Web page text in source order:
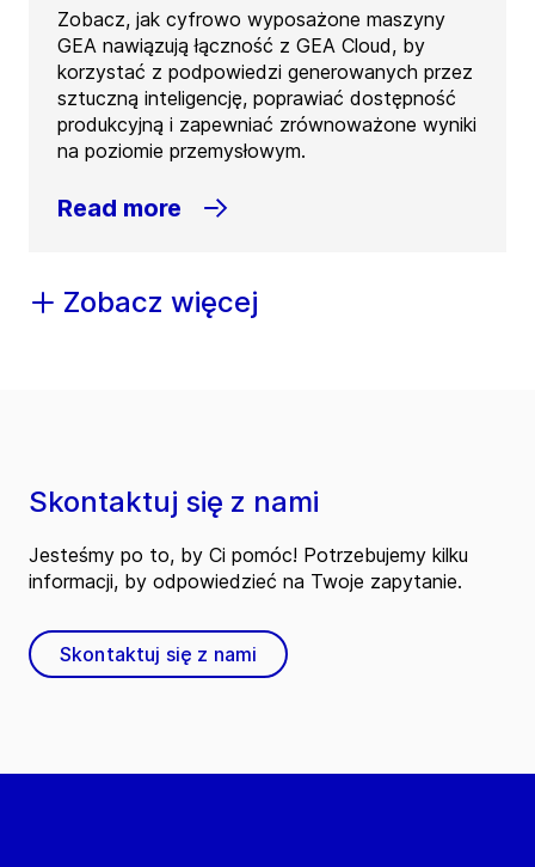
Zobacz, jak cyfrowo wyposażone maszyny
GEA nawiązują łączność z GEA Cloud, by
korzystać z podpowiedzi generowanych przez
sztuczną inteligencję, poprawiać dostępność
produkcyjną i zapewniać zrównoważone wyniki
na poziomie przemysłowym.
Read more
Zobacz więcej
Skontaktuj się z nami
Jesteśmy po to, by Ci pomóc! Potrzebujemy kilku
informacji, by odpowiedzieć na Twoje zapytanie.
Skontaktuj się z nami